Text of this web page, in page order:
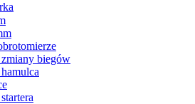
biegów